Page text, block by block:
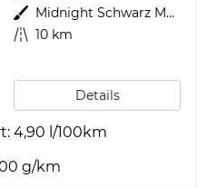
Außenfarbe
Midnight Schwarz Metallic
Kilometerstand 10 km
Details
4,90 l/100km
g/km